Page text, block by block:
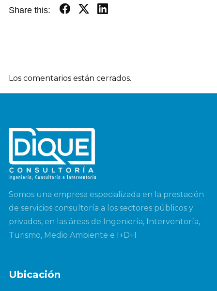
Share this:
Los comentarios están cerrados.
Somos una empresa especializada en la prestación
de servicios consultoría a los sectores públicos y
privados, en las áreas de Ingeniería, Interventoría,
Turismo, Medio Ambiente e I+D+I
Ubicación